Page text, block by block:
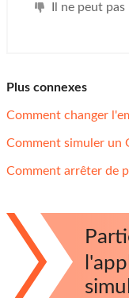
Il ne peut
Plus connexes
Comment changer
Comment simuler un
Comment arrêter de